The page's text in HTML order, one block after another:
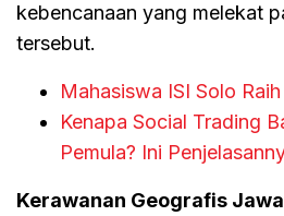
kebencanaan yang melekat
tersebut.
Mahasiswa ISI Solo
Kenapa Social Trading
Pemula? Ini
Kerawanan Geografis